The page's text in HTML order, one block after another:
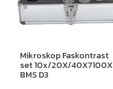
Mikroskop Faskontrast
set 10x/20X/40X7100X
BMS D3